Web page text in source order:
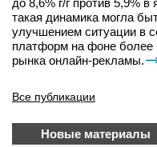
такая динамика могла
улучшением ситуации в
платформ на фоне более
рынка онлайн-рекламы.
Все публикации
Новые материалы